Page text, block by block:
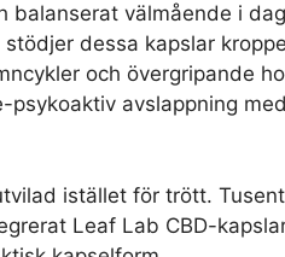
balanserat välmående i
dessa kapslar
och övergripande
avslappning
istället för trött.
Leaf Lab CBD-